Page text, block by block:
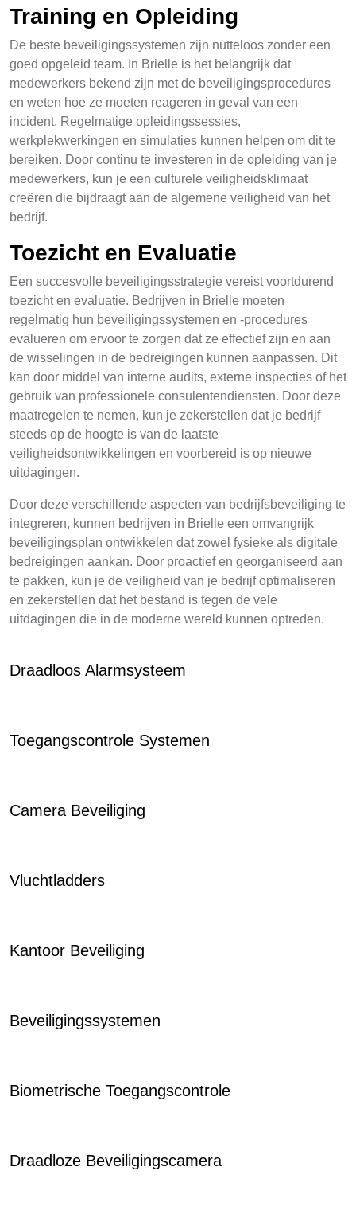
Training en Opleiding
De beste beveiligingssystemen zijn nutteloos zonder een
goed opgeleid team. In Brielle is het belangrijk dat
medewerkers bekend zijn met de beveiligingsprocedures
en weten hoe ze moeten reageren in geval van een
incident. Regelmatige opleidingssessies,
werkplekwerkingen en simulaties kunnen helpen om dit te
bereiken. Door continu te investeren in de opleiding van je
medewerkers, kun je een culturele veiligheidsklimaat
creëren die bijdraagt aan de algemene veiligheid van het
bedrijf.
Toezicht en Evaluatie
Een succesvolle beveiligingsstrategie vereist voortdurend
toezicht en evaluatie. Bedrijven in Brielle moeten
regelmatig hun beveiligingssystemen en -procedures
evalueren om ervoor te zorgen dat ze effectief zijn en aan
de wisselingen in de bedreigingen kunnen aanpassen. Dit
kan door middel van interne audits, externe inspecties of het
gebruik van professionele consulentendiensten. Door deze
maatregelen te nemen, kun je zekerstellen dat je bedrijf
steeds op de hoogte is van de laatste
veiligheidsontwikkelingen en voorbereid is op nieuwe
uitdagingen.
Door deze verschillende aspecten van bedrijfsbeveiliging te
integreren, kunnen bedrijven in Brielle een omvangrijk
beveiligingsplan ontwikkelen dat zowel fysieke als digitale
bedreigingen aankan. Door proactief en georganiseerd aan
te pakken, kun je de veiligheid van je bedrijf optimaliseren
en zekerstellen dat het bestand is tegen de vele
uitdagingen die in de moderne wereld kunnen optreden.
Draadloos Alarmsysteem
Toegangscontrole Systemen
Camera Beveiliging
Vluchtladders
Kantoor Beveiliging
Beveiligingssystemen
Biometrische Toegangscontrole
Draadloze Beveiligingscamera